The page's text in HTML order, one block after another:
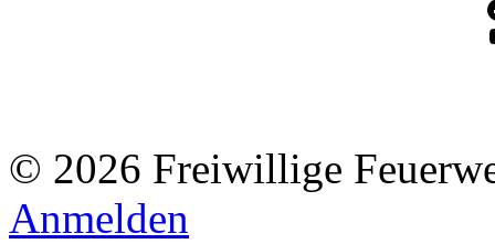
© 2026 Freiwillige
Anmelden